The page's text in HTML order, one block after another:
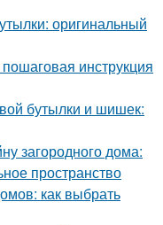
оригинальный
инструкция
бутылки и шишек:
загородного дома:
пространство
как выбрать